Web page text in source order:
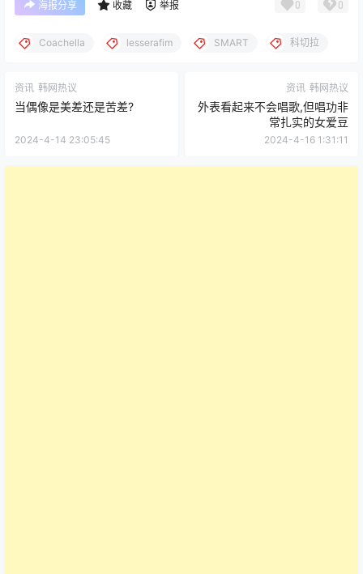
海报分享 收藏 举报 0 0
Coachella lesserafim SMART 科切拉
资讯 韩网热议
当偶像是美差还是苦差?
2024-4-14 23:05:45
资讯 韩网热议
外表看起来不会唱歌,但唱功非
常扎实的女爱豆
2024-4-16 1:31:11